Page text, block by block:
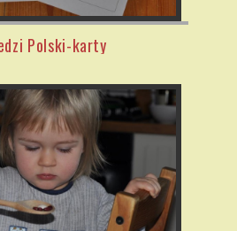
Polski-karty